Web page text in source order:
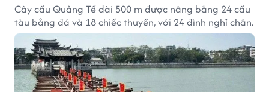
Cây cầu Quảng Tế dài 500 m được nâng bằng 24 cầu
tàu bằng đá và 18 chiếc thuyền, với 24 đình nghỉ chân.